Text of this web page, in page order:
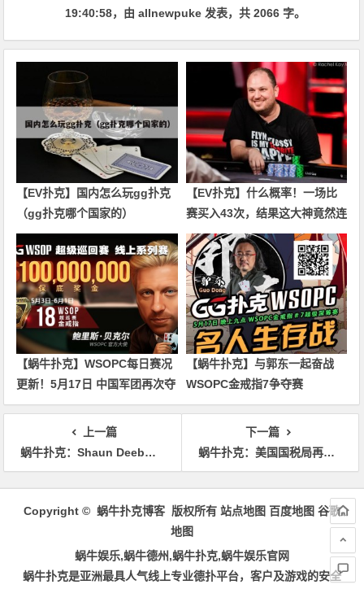
19:40:58，由allnewpuke 发表，共 2066 字。
【EV扑克】国内怎么玩gg扑克
（gg扑克哪个国家的）
【EV扑克】什么概率！一场比
赛买入43次，结果这大神竟然连
奖励圈都没进
【蜗牛扑克】WSOPC每日赛况
更新！5月17日 中国军团再次夺
冠
【蜗牛扑克】与郭东一起奋战
WSOPC金戒指7争夺赛
上一篇
蜗牛扑克：Shaun Deeb赢得今年夏个人的第二条WSOP金手链
下一篇
蜗牛扑克：​美国国税局再次成为WSOP主赛事最大赢家！
文
Copyright © 蜗牛扑克博客 版权所有 站点地图 百度地图 谷歌
地图
蜗牛娱乐,蜗牛德州,蜗牛扑克,蜗牛娱乐官网
蜗牛扑克是亚洲最具人气线上专业德扑平台，客户及游戏的安全